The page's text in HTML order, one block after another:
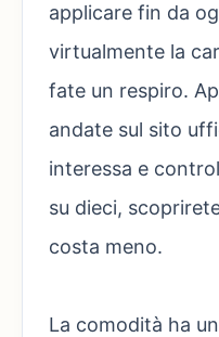
applicare fin da
virtualmente la
fate un respiro.
andate sul sito
interessa e
su dieci,
costa meno.
La comodità ha